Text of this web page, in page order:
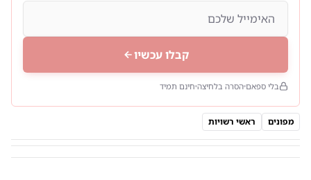
קבלו עכשיו
בלי ספאם הסרה בלחיצה חינם תמיד
מפונים ראשי רשויות